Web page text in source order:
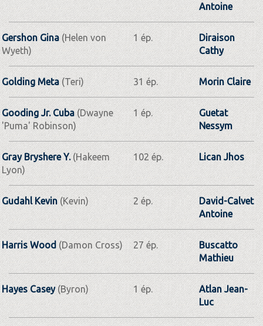
Antoine
Gershon Gina(Helen von
Wyeth)
1 ép.
Diraison
Cathy
Golding Meta(Teri) 31 ép. Morin Claire
Gooding Jr. Cuba(Dwayne
'Puma' Robinson)
1 ép.
Guetat
Nessym
Gray Bryshere Y.(Hakeem
Lyon)
102 ép. Lican Jhos
Gudahl Kevin(Kevin) 2 ép.
David-Calvet
Antoine
Harris Wood (Damon Cross) 27 ép.
Buscatto
Mathieu
Hayes Casey(Byron) 1 ép.
Atlan Jean-
Luc